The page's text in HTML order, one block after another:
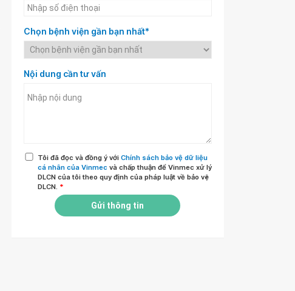
Chọn bệnh viện gần bạn nhất*
Nội dung cần tư vấn
Tôi đã đọc và đồng ý với Chính sách bảo vệ dữ liệu
cá nhân của Vinmec và chấp thuận để Vinmec xử lý
DLCN của tôi theo quy định của pháp luật về bảo vệ
DLCN. *
Gửi thông tin